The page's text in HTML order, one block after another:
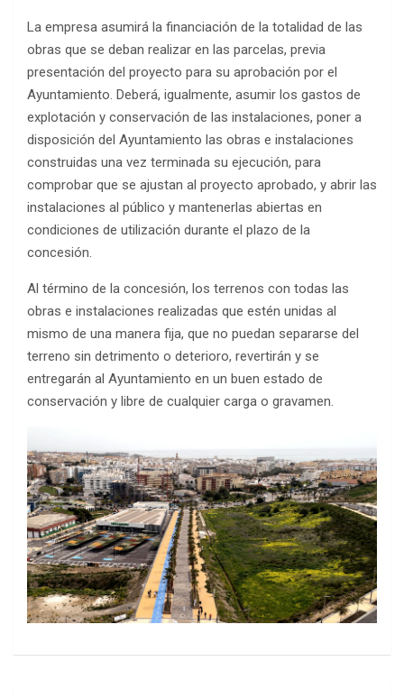
La empresa asumirá la financiación de la totalidad de las
obras que se deban realizar en las parcelas, previa
presentación del proyecto para su aprobación por el
Ayuntamiento. Deberá, igualmente, asumir los gastos de
explotación y conservación de las instalaciones, poner a
disposición del Ayuntamiento las obras e instalaciones
construidas una vez terminada su ejecución, para
comprobar que se ajustan al proyecto aprobado, y abrir las
instalaciones al público y mantenerlas abiertas en
condiciones de utilización durante el plazo de la
concesión.
Al término de la concesión, los terrenos con todas las
obras e instalaciones realizadas que estén unidas al
mismo de una manera fija, que no puedan separarse del
terreno sin detrimento o deterioro, revertirán y se
entregarán al Ayuntamiento en un buen estado de
conservación y libre de cualquier carga o gravamen.